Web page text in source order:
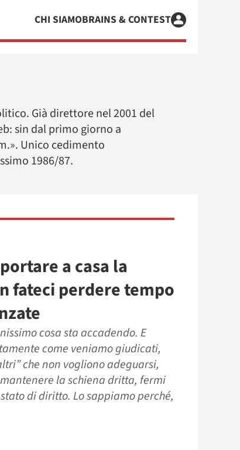
CHI SIAMOBRAINS & CONTEST
Già direttore nel 2001 del
sin dal primo giorno a
Unico cedimento
1986/87.
a casa la
fateci perdere tempo
cosa sta accadendo. E
come veniamo giudicati,
che non vogliono adeguarsi,
la schiena dritta, fermi
di diritto. Lo sappiamo perché,